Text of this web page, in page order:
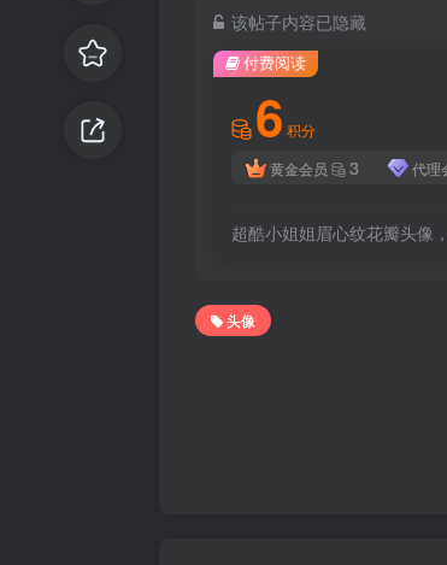
该帖子内容已隐藏
付费阅读
6 积分
黄金会员
3 代理
超酷小姐姐眉心纹花瓣头像
头像